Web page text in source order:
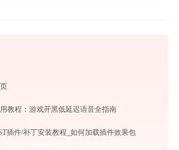
教程：游戏开黑低延迟语音全指南
插件/补丁安装教程_如何加载插件效果包